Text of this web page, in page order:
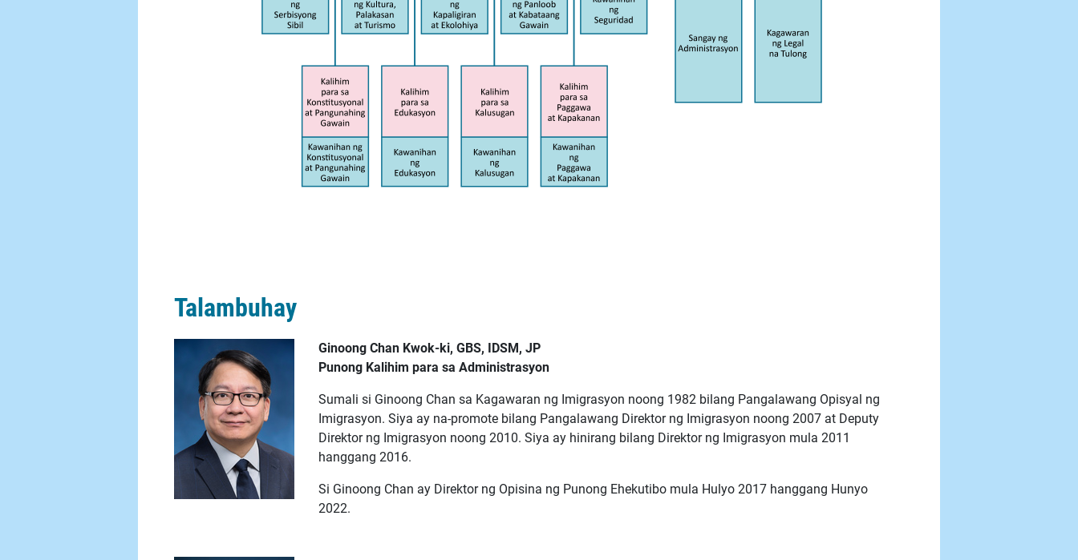
Talambuhay
Ginoong Chan Kwok-ki, GBS, IDSM, JP
Punong Kalihim para sa Administrasyon
Sumali si Ginoong Chan sa Kagawaran ng Imigrasyon noong 1982 bilang Pangalawang Opisyal ng
Imigrasyon. Siya ay na-promote bilang Pangalawang Direktor ng Imigrasyon noong 2007 at Deputy
Direktor ng Imigrasyon noong 2010. Siya ay hinirang bilang Direktor ng Imigrasyon mula 2011
hanggang 2016.
Si Ginoong Chan ay Direktor ng Opisina ng Punong Ehekutibo mula Hulyo 2017 hanggang Hunyo
2022.